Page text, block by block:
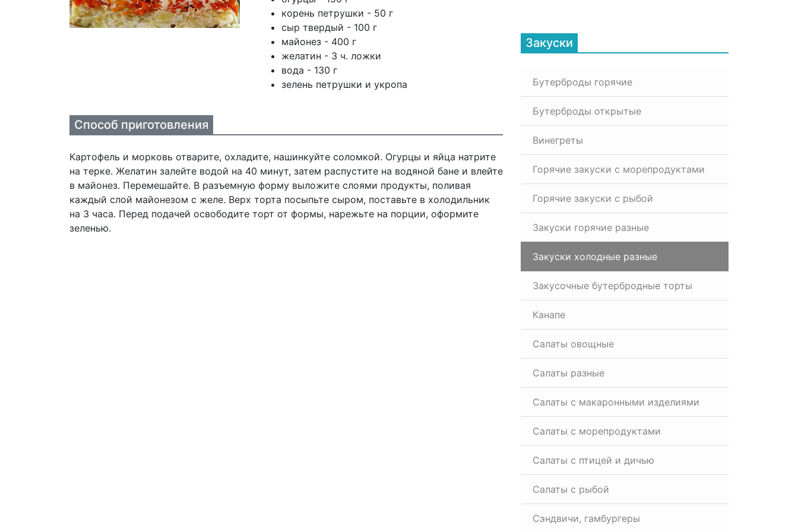
корень петрушки - 50 г
сыр твердый - 100 г
майонез - 400 г
желатин - 3 ч. ложки
вода - 130 г
зелень петрушки и укропа
Способ приготовления
Картофель и морковь отварите, охладите, нашинкуйте соломкой. Огурцы и яйца натрите
на терке. Желатин залейте водой на 40 минут, затем распустите на водяной бане и влейте
в майонез. Перемешайте. В разъемную форму выложите слоями продукты, поливая
каждый слой майонезом с желе. Верх торта посыпьте сыром, поставьте в холодильник
на 3 часа. Перед подачей освободите торт от формы, нарежьте на порции, оформите
зеленью.
Закуски
Бутерброды горячие
Бутерброды открытые
Винегреты
Горячие закуски с морепродуктами
Горячие закуски с рыбой
Закуски горячие разные
Закуски холодные разные
Закусочные бутербродные торты
Канапе
Салаты овощные
Салаты разные
Салаты с макаронными изделиями
Салаты с морепродуктами
Салаты с птицей и дичью
Салаты с рыбой
Сэндвичи, гамбургеры